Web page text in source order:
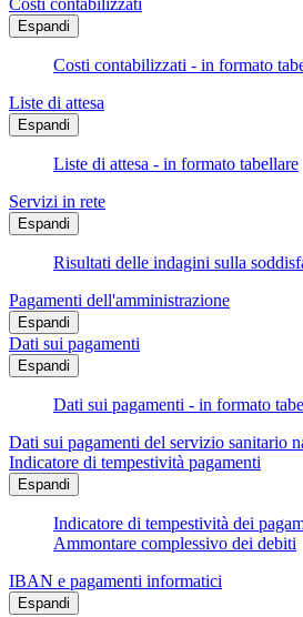
Espandi
Costi contabilizzati - in formato
Liste di attesa
Espandi
Liste di attesa - in formato tabellare
Servizi in rete
Espandi
Risultati delle indagini sulla
Pagamenti dell'amministrazione
Espandi
Dati sui pagamenti
Espandi
Dati sui pagamenti - in formato
Dati sui pagamenti del servizio sanitario
Indicatore di tempestività pagamenti
Espandi
Indicatore di tempestività dei
Ammontare complessivo dei debiti
IBAN e pagamenti informatici
Espandi